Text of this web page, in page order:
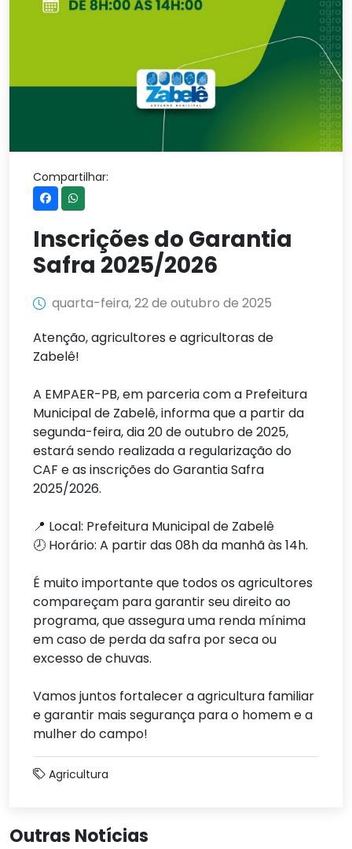
Compartilhar:
Inscrições do Garantia
Safra 2025/2026
quarta-feira, 22 de outubro de 2025
Atenção, agricultores e agricultoras de
Zabelê!
A EMPAER-PB, em parceria com a Prefeitura
Municipal de Zabelê, informa que a partir da
segunda-feira, dia 20 de outubro de 2025,
estará sendo realizada a regularização do
CAF e as inscrições do Garantia Safra
2025/2026.
📍 Local: Prefeitura Municipal de Zabelê
🕗 Horário: A partir das 08h da manhã às 14h.
É muito importante que todos os agricultores
compareçam para garantir seu direito ao
programa, que assegura uma renda mínima
em caso de perda da safra por seca ou
excesso de chuvas.
Vamos juntos fortalecer a agricultura familiar
e garantir mais segurança para o homem e a
mulher do campo!
Agricultura
Outras Notícias